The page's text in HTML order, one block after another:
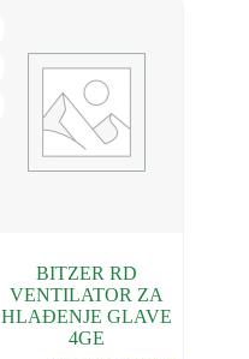
BITZER RD
VENTILATOR ZA
HLAĐENJE GLAVE
4GE